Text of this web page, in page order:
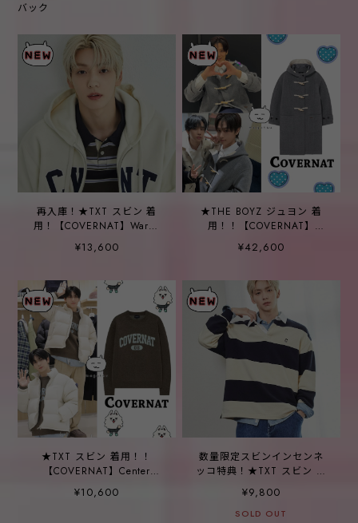
バック
再入庫！★TXT スビン 着
用！【COVERNAT】Warm-
Zip-Up _2color
¥13,600
★THE BOYZ ジュヨン 着
用！！【COVERNAT】
Coat Melange Gray
¥42,600
★TXT スビン 着用！！
【COVERNAT】Center
Archigo Knit Brown
¥10,600
数量限定スビンインセンネ
ッコ特典！★TXT スビン 着
用！【COVERNAT】Small C
Logo Rugby Sweatshirt
Navy _2color
¥9,800
SOLD OUT